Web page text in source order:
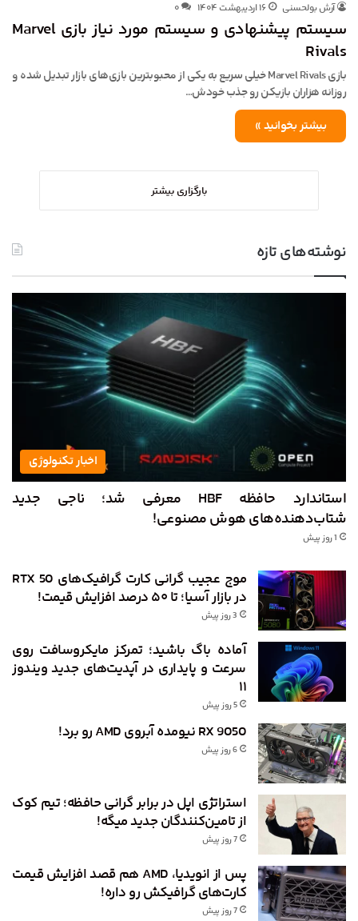
آرش بولحسنی ۱۶ اردیبهشت ۱۴۰۴ ۰
سیستم پیشنهادی و سیستم مورد نیاز بازی Marvel
Rivals
بازی Marvel Rivals خیلی سریع به یکی از محبوبترین بازی‌های بازار تبدیل شده و
روزانه هزاران بازیکن رو جذب خودش…
بیشتر بخوانید »
بارگزاری بیشتر
نوشته‌های تازه
اخبار تکنولوژی
استاندارد حافظه HBF معرفی شد؛ ناجی جدید
شتاب‌دهنده‌های هوش مصنوعی!
1 روز پیش
موج عجیب گرانی کارت گرافیک‌های RTX 50
در بازار آسیا؛ تا ۵۰ درصد افزایش قیمت!
3 روز پیش
آماده باگ باشید؛ تمرکز مایکروسافت روی
سرعت و پایداری در آپدیت‌های جدید ویندوز
۱۱
5 روز پیش
RX 9050 نیومده آبروی AMD رو برد!
6 روز پیش
استراتژی اپل در برابر گرانی حافظه؛ تیم کوک
از تامین‌کنندگان جدید میگه!
7 روز پیش
پس از انویدیا، AMD هم قصد افزایش قیمت
کارت‌های گرافیکش رو داره!
7 روز پیش